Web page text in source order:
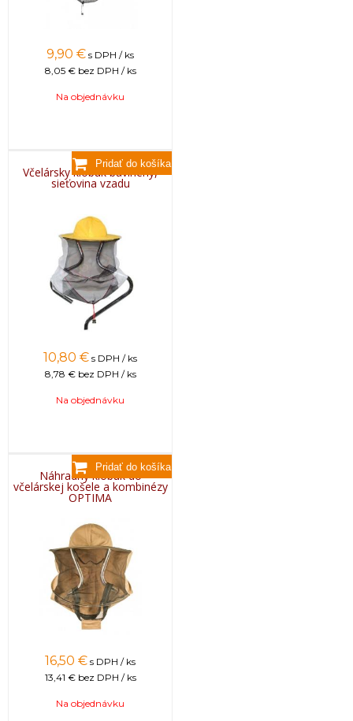
9,90 € s DPH / ks
8,05 € bez DPH / ks
Na objednávku
Včelársky klobúk bavlnený,
sieťovina vzadu
10,80 € s DPH / ks
8,78 € bez DPH / ks
Na objednávku
Náhradný klobúk do
včelárskej košele a kombinézy
OPTIMA
16,50 € s DPH / ks
13,41 € bez DPH / ks
Na objednávku